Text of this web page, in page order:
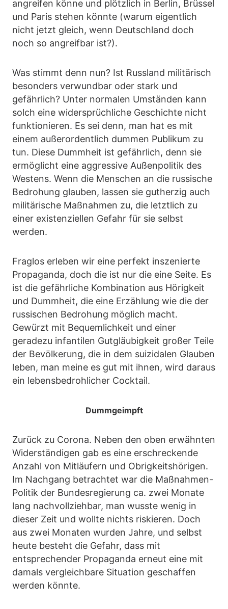
angreifen könne und plötzlich in Berlin, Brüssel
und Paris stehen könnte (warum eigentlich
nicht jetzt gleich, wenn Deutschland doch
noch so angreifbar ist?).
Was stimmt denn nun? Ist Russland militärisch
besonders verwundbar oder stark und
gefährlich? Unter normalen Umständen kann
solch eine widersprüchliche Geschichte nicht
funktionieren. Es sei denn, man hat es mit
einem außerordentlich dummen Publikum zu
tun. Diese Dummheit ist gefährlich, denn sie
ermöglicht eine aggressive Außenpolitik des
Westens. Wenn die Menschen an die russische
Bedrohung glauben, lassen sie gutherzig auch
militärische Maßnahmen zu, die letztlich zu
einer existenziellen Gefahr für sie selbst
werden.
Fraglos erleben wir eine perfekt inszenierte
Propaganda, doch die ist nur die eine Seite. Es
ist die gefährliche Kombination aus Hörigkeit
und Dummheit, die eine Erzählung wie die der
russischen Bedrohung möglich macht.
Gewürzt mit Bequemlichkeit und einer
geradezu infantilen Gutgläubigkeit großer Teile
der Bevölkerung, die in dem suizidalen Glauben
leben, man meine es gut mit ihnen, wird daraus
ein lebensbedrohlicher Cocktail.
Dummgeimpft
Zurück zu Corona. Neben den oben erwähnten
Widerständigen gab es eine erschreckende
Anzahl von Mitläufern und Obrigkeitshörigen.
Im Nachgang betrachtet war die Maßnahmen-
Politik der Bundesregierung ca. zwei Monate
lang nachvollziehbar, man wusste wenig in
dieser Zeit und wollte nichts riskieren. Doch
aus zwei Monaten wurden Jahre, und selbst
heute besteht die Gefahr, dass mit
entsprechender Propaganda erneut eine mit
damals vergleichbare Situation geschaffen
werden könnte.